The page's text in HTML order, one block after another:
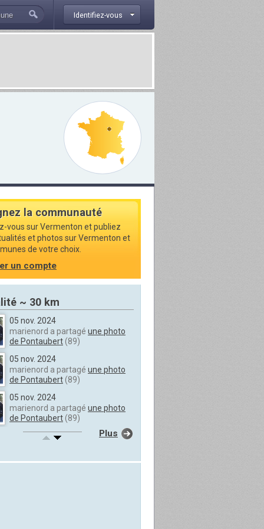
Identifiez-vous
la communauté
vous sur Vermenton et publiez
et photos sur Vermenton et
de votre choix.
un compte
~ 30 km
05 nov. 2024
marienord a partagé une photo
de Pontaubert(89)
05 nov. 2024
marienord a partagé une photo
de Pontaubert(89)
05 nov. 2024
marienord a partagé une photo
de Pontaubert(89)
05 nov. 2024
Plus